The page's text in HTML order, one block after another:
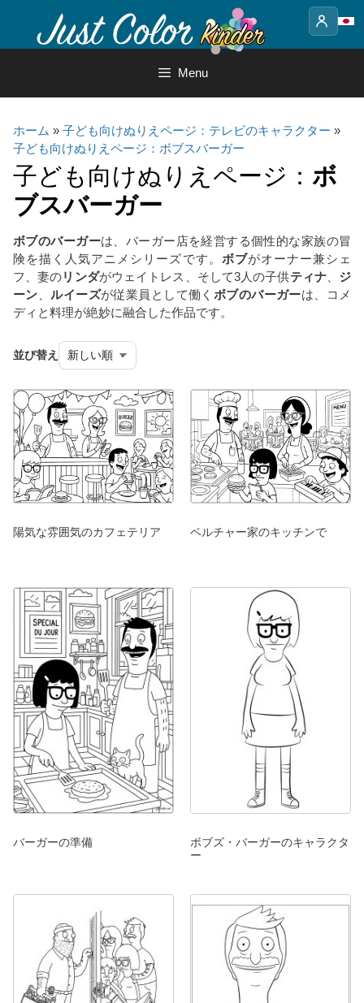
content
Menu
ホーム » 子ども向けぬりえページ：テレビのキャラクター »
子ども向けぬりえページ：ボブスバーガー
子ども向けぬりえページ： ボ
ブスバーガー
ボブのバーガーは、バーガー店を経営する個性的な家族の冒
険を描く人気アニメシリーズです。 ボブがオーナー兼シェ
フ、妻のリンダがウェイトレス、そして3人の子供ティナ、 ジ
ーン
ルイーズが従業員として働く ボブのバーガーは、コメ
ディと料理が絶妙に融合した作品です。
並び替え
陽気な雰囲気のカフェテリア ベルチャー家のキッチンで
バーガーの準備
ボブズ・バーガーのキャラクタ
ー